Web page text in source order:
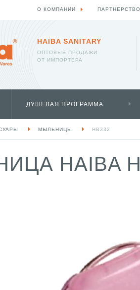
HAIBA SANITARY
ОПТОВЫЕ ПРОДАЖИ
ОТ ИМПОРТЕРА
ДУШЕВАЯ ПРОГРАММА
МЫЛЬНИЦЫ HB332
HAIBA
О КОМПАНИИ ПАРТНЕРСТВО